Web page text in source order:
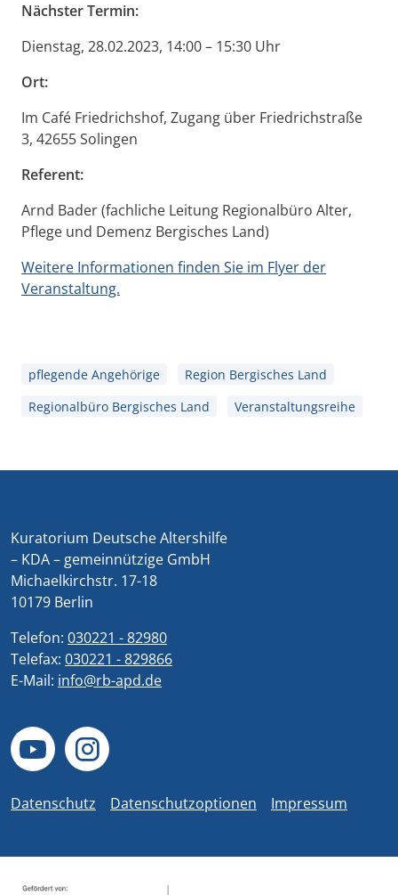
Nächster Termin:
Dienstag, 28.02.2023, 14:00 – 15:30 Uhr
Ort:
Im Café Friedrichshof, Zugang über Friedrichstraße
3, 42655 Solingen
Referent:
Arnd Bader (fachliche Leitung Regionalbüro Alter,
Pflege und Demenz Bergisches Land)
Weitere Informationen finden Sie im Flyer der
Veranstaltung.
pflegende Angehörige
Region Bergisches Land
Regionalbüro Bergisches Land
Veranstaltungsreihe
Kuratorium Deutsche Altershilfe
– KDA – gemeinnützige GmbH
Michaelkirchstr. 17-18
10179 Berlin
Telefon: 030221 - 82980
Telefax: 030221 - 829866
E-Mail: info@rb-apd.de
Datenschutz Datenschutzoptionen Impressum